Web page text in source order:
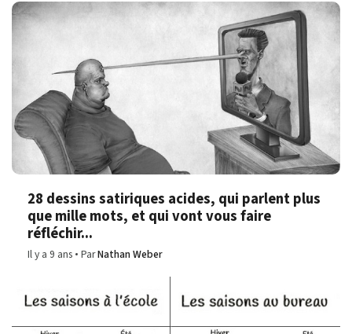
28 dessins satiriques acides, qui parlent plus
que mille mots, et qui vont vous faire
réfléchir...
Il y a 9 ans ParNathan Weber